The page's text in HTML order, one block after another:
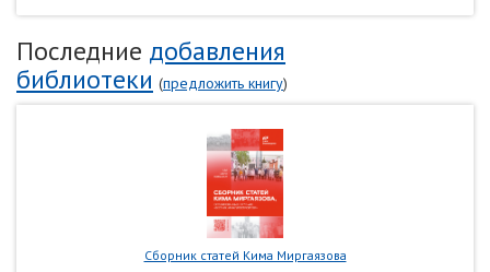
Последние добавления
библиотеки (предложить книгу)
Сборник статей Кима Миргаязова